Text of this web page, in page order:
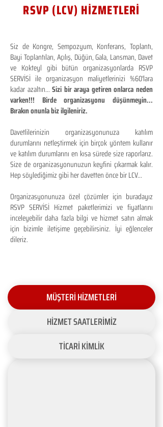
RSVP (LCV) HİZMETLERİ
Siz de Kongre, Sempozyum, Konferans, Toplantı,
Bayi Toplantıları, Açılış, Düğün, Gala, Lansman, Davet
ve Kokteyl gibi bütün organizasyonlarda RSVP
SERVİSİ ile organizasyon maliyetlerinizi %60'lara
kadar azaltın...Sizi bir araya getiren onlarca neden
varken!!! Birde organizasyonu düşünmeyin...
Bırakın onunla biz ilgileniriz.
Davetlilerinizin organizasyonunuza katılım
durumlarını netleştirmek için birçok yöntem kullanır
ve katılım durumlarını en kısa sürede size raporlarız.
Size de organizasyonunuzun keyfini çıkarmak kalır.
Hep söylediğimiz gibi her davetten önce bir LCV...
Organizasyonunuza özel çözümler için buradayız
RSVP SERVİSİ Hizmet paketlerimizi ve fiyatlarını
inceleyebilir daha fazla bilgi ve hizmet satın almak
için bizimle iletişime geçebilirsiniz. İyi eğlenceler
dileriz.
MÜŞTERİ HİZMETLERİ
HİZMET SAATLERİMİZ
TİCARİ KİMLİK